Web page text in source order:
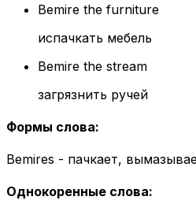
Bemire the furniture
испачкать мебель
Bemire the stream
загрязнить ручей
Формы слова:
Bemires - пачкает,
Однокоренные слова: